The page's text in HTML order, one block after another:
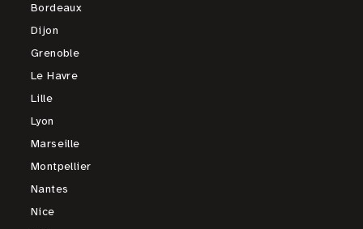
Bordeaux
Dijon
Grenoble
Le Havre
Lille
Lyon
Marseille
Montpellier
Nantes
Nice